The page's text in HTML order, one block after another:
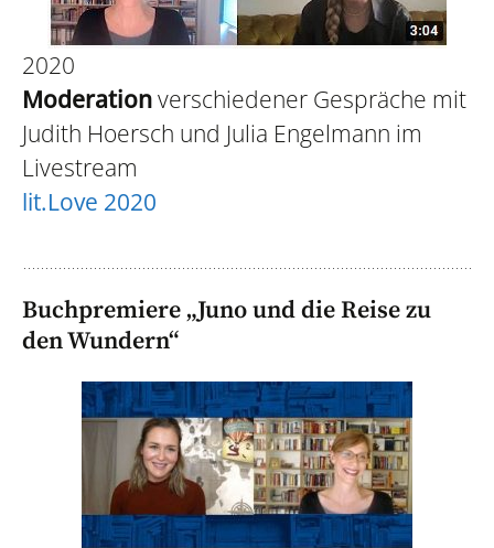
2020
Moderationverschiedener Gespräche mit
Judith Hoersch und Julia Engelmann im
Livestream
lit.Love 2020
Buchpremiere „Juno und die Reise zu
den Wundern“